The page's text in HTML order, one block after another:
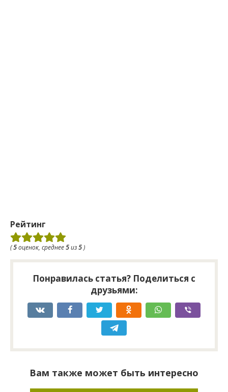
Рейтинг
(5оценок, среднее5из5)
Понравилась статья? Поделиться с
друзьями:
Вам также может быть интересно